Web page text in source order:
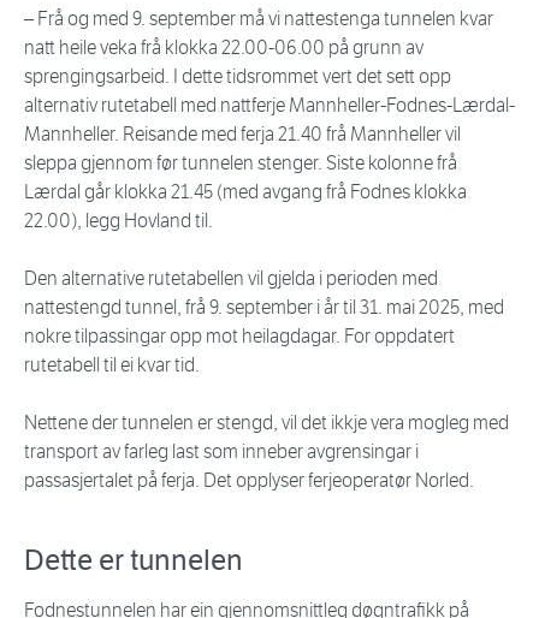
– Frå og med 9. september må vi nattestenga tunnelen kvar
natt heile veka frå klokka 22.00-06.00 på grunn av
sprengingsarbeid. I dette tidsrommet vert det sett opp
alternativ rutetabell med nattferje Mannheller-Fodnes-Lærdal-
Mannheller. Reisande med ferja 21.40 frå Mannheller vil
sleppa gjennom før tunnelen stenger. Siste kolonne frå
Lærdal går klokka 21.45 (med avgang frå Fodnes klokka
22.00), legg Hovland til.
Den alternative rutetabellen vil gjelda i perioden med
nattestengd tunnel, frå 9. september i år til 31. mai 2025, med
nokre tilpassingar opp mot heilagdagar. For oppdatert
rutetabell til ei kvar tid.
Nettene der tunnelen er stengd, vil det ikkje vera mogleg med
transport av farleg last som inneber avgrensingar i
passasjertalet på ferja. Det opplyser ferjeoperatør Norled.
Dette er tunnelen
Fodnestunnelen har ein gjennomsnittleg døgntrafikk på